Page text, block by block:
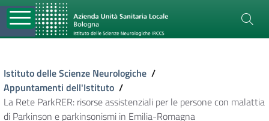
Istituto delle Scienze Neurologiche /
Appuntamenti dell'Istituto /
La Rete ParkRER: risorse assistenziali per le persone con malattia
di Parkinson e parkinsonismi in Emilia-Romagna